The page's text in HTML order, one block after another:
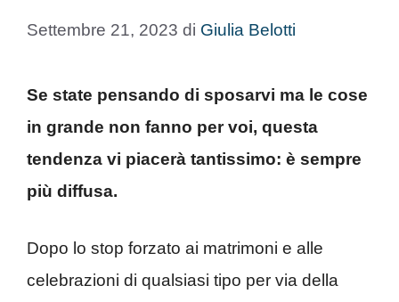
Settembre 21, 2023 di Giulia Belotti
Se state pensando di sposarvi ma le cose
in grande non fanno per voi, questa
tendenza vi piacerà tantissimo: è sempre
più diffusa.
Dopo lo stop forzato ai matrimoni e alle
celebrazioni di qualsiasi tipo per via della